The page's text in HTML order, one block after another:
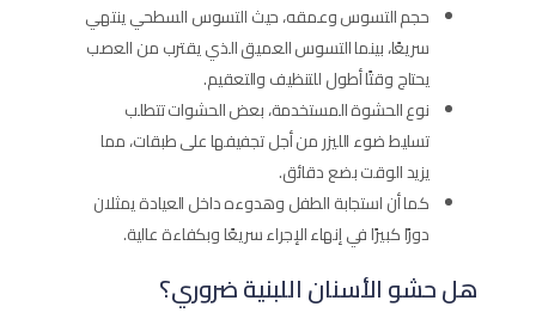
حجم التسوس وعمقه، حيث التسوس السطحي ينتهي
سريعًا، بينما التسوس العميق الذي يقترب من العصب
يحتاج وقتًا أطول للتنظيف والتعقيم.
نوع الحشوة المستخدمة، بعض الحشوات تتطلب
تسليط ضوء الليزر من أجل تجفيفها على طبقات، مما
يزيد الوقت بضع دقائق.
كما أن استجابة الطفل وهدوءه داخل العيادة يمثلان
دورًا كبيرًا في إنهاء الإجراء سريعًا وبكفاءة عالية.
هل حشو الأسنان اللبنية ضروري؟